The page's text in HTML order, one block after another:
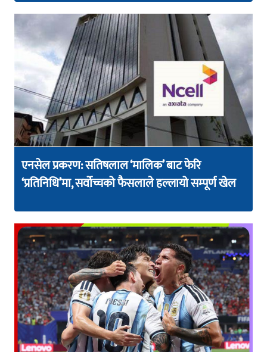
एनसेल प्रकरण: सतिषलाल ‘मालिक’ बाट फेरि
‘प्रतिनिधि’मा, सर्वोच्चको फैसलाले हल्लायो सम्पूर्ण खेल